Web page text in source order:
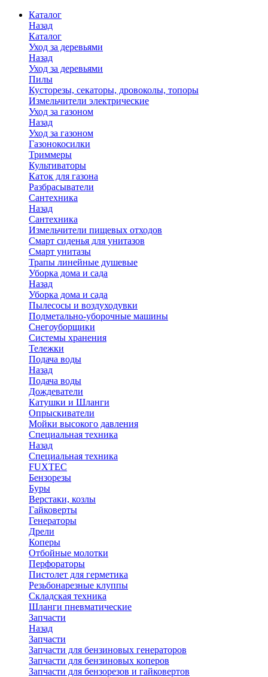
Каталог
Назад
Каталог
Уход за деревьями
Назад
Уход за деревьями
Пилы
Кусторезы, секаторы, дровоколы, топоры
Измельчители электрические
Уход за газоном
Назад
Уход за газоном
Газонокосилки
Триммеры
Культиваторы
Каток для газона
Разбрасыватели
Сантехника
Назад
Сантехника
Измельчители пищевых отходов
Смарт сиденья для унитазов
Смарт унитазы
Трапы линейные душевые
Уборка дома и сада
Назад
Уборка дома и сада
Пылесосы и воздуходувки
Подметально-уборочные машины
Снегоуборщики
Системы хранения
Тележки
Подача воды
Назад
Подача воды
Дождеватели
Катушки и Шланги
Опрыскиватели
Мойки высокого давления
Специальная техника
Назад
Специальная техника
FUXTEC
Бензорезы
Буры
Верстаки, козлы
Гайковерты
Генераторы
Дрели
Коперы
Отбойные молотки
Перфораторы
Пистолет для герметика
Резьбонарезные клуппы
Складская техника
Шланги пневматические
Запчасти
Назад
Запчасти
Запчасти для бензиновых генераторов
Запчасти для бензиновых коперов
Запчасти для бензорезов и гайковертов